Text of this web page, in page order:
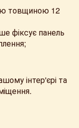
товщиною 12
фіксує панель
інтер'єрі та